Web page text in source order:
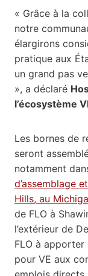
« Grâce à la
notre
élargirons
pratique aux
un grand pas
», a déclaré
l’écosystème
Les bornes de
seront
notamment
d’assemblage
Hills, au
de FLO à
l’extérieur de
FLO à
pour VE aux